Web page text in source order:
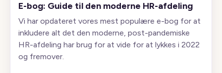
E-bog: Guide til den moderne HR-afdeling
Vi har opdateret vores mest populære e-bog for at
inkludere alt det den moderne, post-pandemiske
HR-afdeling har brug for at vide for at lykkes i 2022
og fremover.